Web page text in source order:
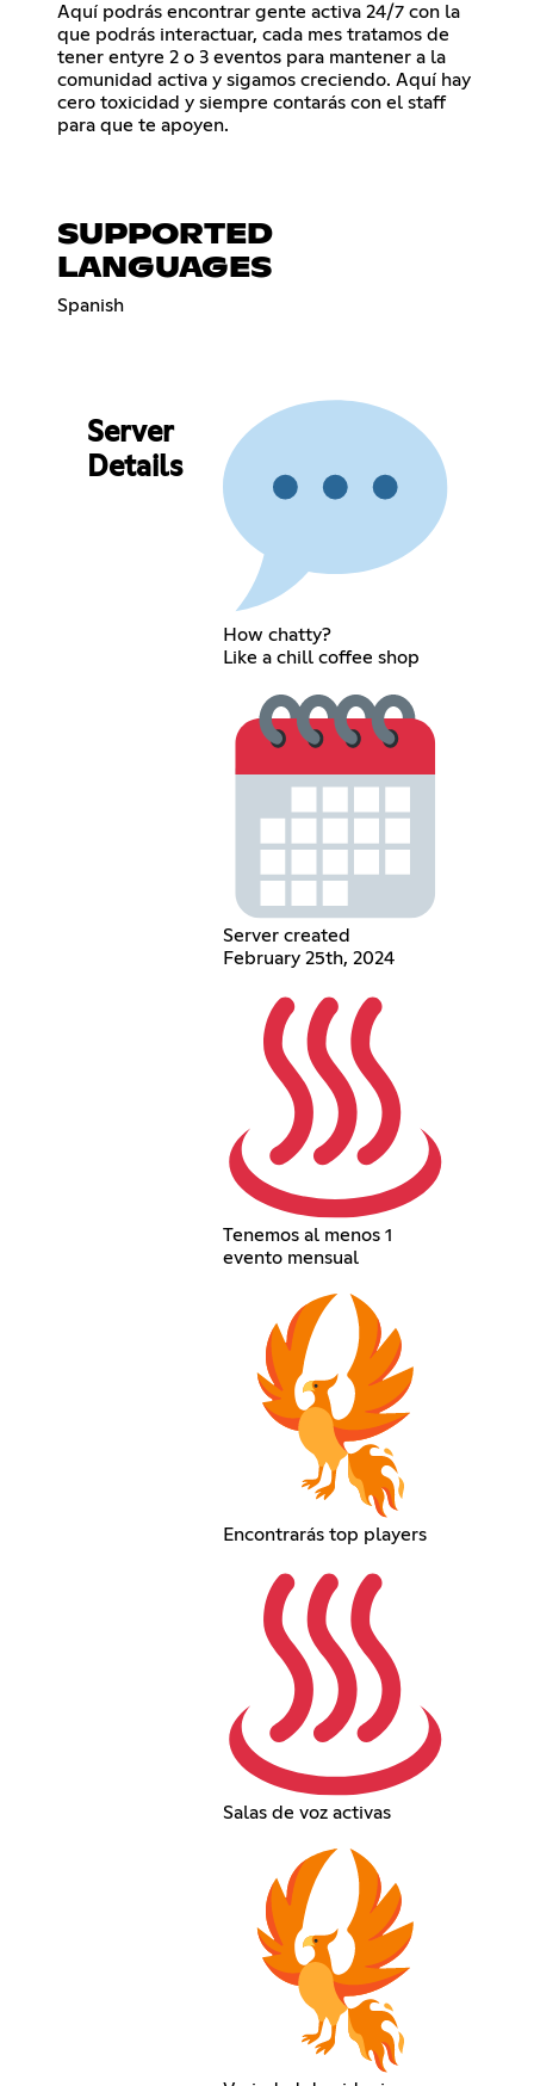
Aquí podrás encontrar gente activa 24/7 con la
que podrás interactuar, cada mes tratamos de
tener entyre 2 o 3 eventos para mantener a la
comunidad activa y sigamos creciendo. Aquí hay
cero toxicidad y siempre contarás con el staff
para que te apoyen.
SUPPORTED
LANGUAGES
Spanish
Server
Details
How chatty?
Like a chill coffee shop
Server created
February 25th, 2024
Tenemos al menos 1
evento mensual
Encontrarás top players
Salas de voz activas